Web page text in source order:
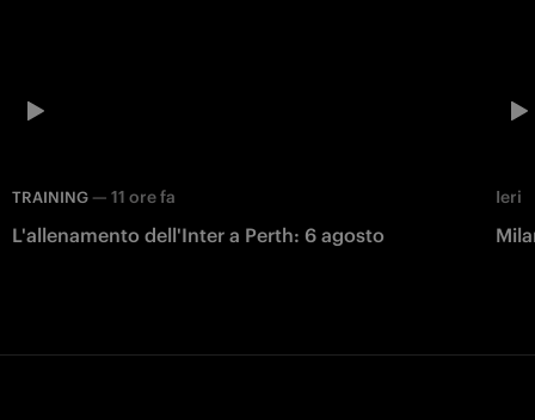
TRAINING — 11 ore fa
L'allenamento dell'Inter a Perth: 6 agosto
Ieri